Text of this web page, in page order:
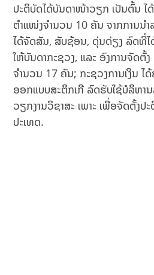
ປະຕິບັດໄດ້ບັນດາໜ້າວຽກ ເປັນຕົ້ນ ໄ
ຕໍາແໜ່ງຈຳນວນ 10 ຄັນ ຈາກການນ
ໄດ້ຈັດສັນ, ສັບຊ້ອນ, ດຸ່ນດ່ຽງ ລົດທີ່
ໃຫ້ບັນດາກະຊວງ, ແລະ ອົງການຈັດຕັ້
ຈຳນວນ 17 ຄັນ; ກະຊວງການເງິນ ໄ
ອອກແບບສະຕິກເກີ ລົດຮັບໃຊ້ບໍລິຫາ
ວຽກງານວິຊາສະ ເພາະ ເພື່ອຈັດຕັ້ງປ
ປະເທດ.